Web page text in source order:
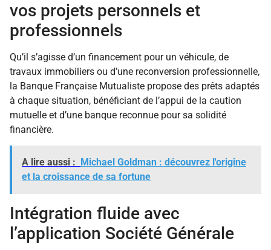
vos projets personnels et
professionnels
Qu’il s’agisse d’un financement pour un véhicule, de
travaux immobiliers ou d’une reconversion professionnelle,
la Banque Française Mutualiste propose des prêts adaptés
à chaque situation, bénéficiant de l’appui de la caution
mutuelle et d’une banque reconnue pour sa solidité
financière.
A lire aussi : Michael Goldman : découvrez l'origine
et la croissance de sa fortune
Intégration fluide avec
l’application Société Générale